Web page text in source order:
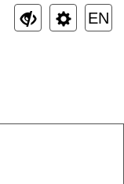
EN